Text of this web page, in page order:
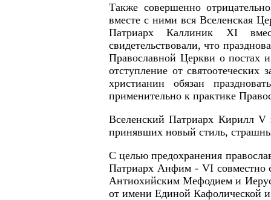
Также совершенно
вместе с ними вся Вселенская
Патриарх Каллиник XI
свидетельствовали, что
Православной Церкви о постах
отступление от
христианин обязан
применительно к практике
Вселенский Патриарх Кирилл V
принявших новый стиль,
С целью предохранения
Патриарх Анфим - VI совместно
Антиохийским Мефодием и
от имени Единой Кафолической